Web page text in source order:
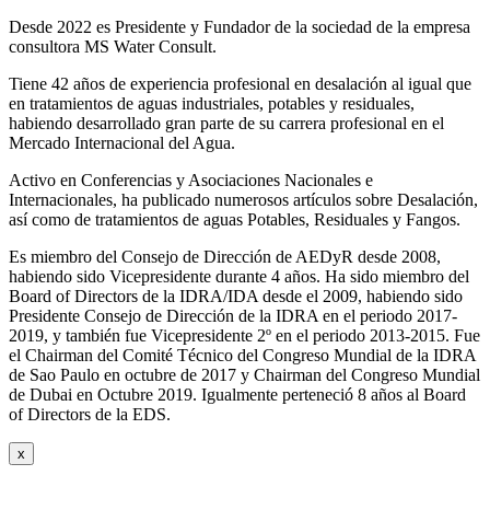
Desde 2022 es Presidente y Fundador de la sociedad de la empresa
consultora MS Water Consult.
Tiene 42 años de experiencia profesional en desalación al igual que
en tratamientos de aguas industriales, potables y residuales,
habiendo desarrollado gran parte de su carrera profesional en el
Mercado Internacional del Agua.
Activo en Conferencias y Asociaciones Nacionales e
Internacionales, ha publicado numerosos artículos sobre Desalación,
así como de tratamientos de aguas Potables, Residuales y Fangos.
Es miembro del Consejo de Dirección de AEDyR desde 2008,
habiendo sido Vicepresidente durante 4 años. Ha sido miembro del
Board of Directors de la IDRA/IDA desde el 2009, habiendo sido
Presidente Consejo de Dirección de la IDRA en el periodo 2017-
2019, y también fue Vicepresidente 2º en el periodo 2013-2015. Fue
el Chairman del Comité Técnico del Congreso Mundial de la IDRA
de Sao Paulo en octubre de 2017 y Chairman del Congreso Mundial
de Dubai en Octubre 2019. Igualmente perteneció 8 años al Board
of Directors de la EDS.
x